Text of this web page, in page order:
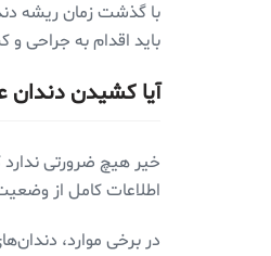
با گذشت زمان ریشه
باید اقدام به جراحی
آیا کشیدن
خیر هیچ ضرورتی
اطلاعات کامل از
در برخی موارد،